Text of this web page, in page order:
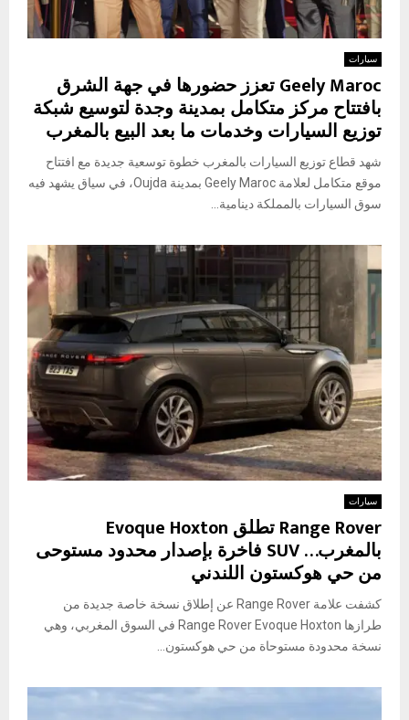
سيارات
Geely Maroc تعزز حضورها في جهة الشرق
بافتتاح مركز متكامل بمدينة وجدة لتوسيع شبكة
توزيع السيارات وخدمات ما بعد البيع بالمغرب
شهد قطاع توزيع السيارات بالمغرب خطوة توسعية جديدة مع افتتاح
موقع متكامل لعلامة Geely Maroc بمدينة Oujda، في سياق يشهد فيه
سوق السيارات بالمملكة دينامية...
سيارات
Range Rover تطلق Evoque Hoxton
بالمغرب… SUV فاخرة بإصدار محدود مستوحى
من حي هوكستون اللندني
كشفت علامة Range Rover عن إطلاق نسخة خاصة جديدة من
طرازها Range Rover Evoque Hoxton في السوق المغربي، وهي
نسخة محدودة مستوحاة من حي هوكستون...